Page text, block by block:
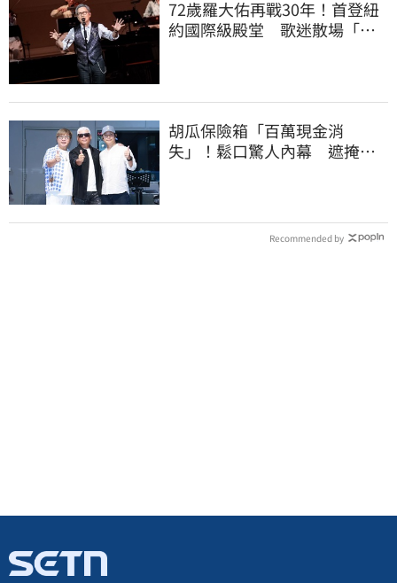
72歲羅大佑再戰30年！首登紐
約國際級殿堂 歌迷散場「火
胡瓜保險箱「百萬現金消
失」！鬆口驚人內幕 遮掩滅
Recommended by